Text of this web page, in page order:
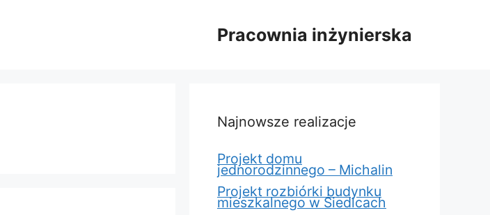
Pracownia inżynierska
Najnowsze realizacje
Projekt domu
jednorodzinnego – Michalin
Projekt rozbiórki budynku
mieszkalnego w Siedlcach